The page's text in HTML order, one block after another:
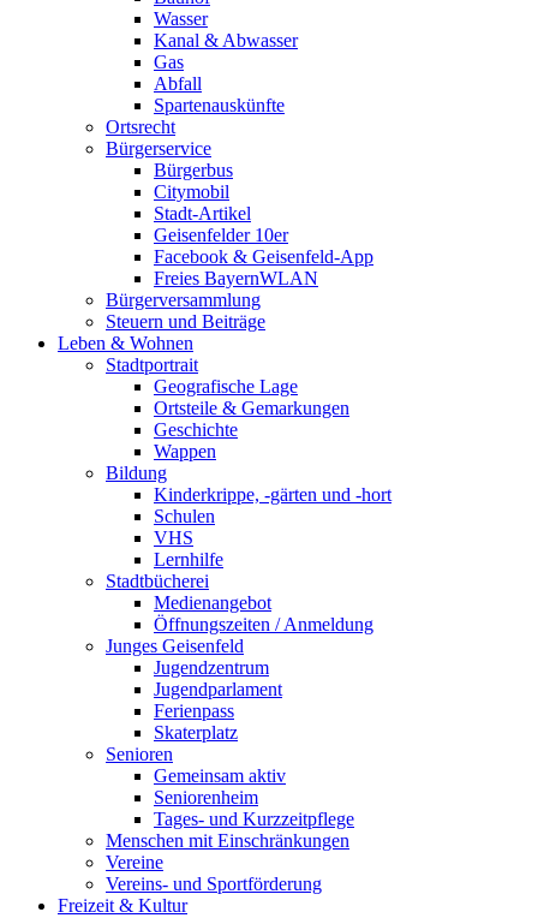
Wasser
Kanal & Abwasser
Gas
Abfall
Spartenauskünfte
Ortsrecht
Bürgerservice
Bürgerbus
Citymobil
Stadt-Artikel
Geisenfelder 10er
Facebook & Geisenfeld-App
Freies BayernWLAN
Bürgerversammlung
Steuern und Beiträge
Leben & Wohnen
Stadtportrait
Geografische Lage
Ortsteile & Gemarkungen
Geschichte
Wappen
Bildung
Kinderkrippe, -gärten und -hort
Schulen
VHS
Lernhilfe
Stadtbücherei
Medienangebot
Öffnungszeiten / Anmeldung
Junges Geisenfeld
Jugendzentrum
Jugendparlament
Ferienpass
Skaterplatz
Senioren
Gemeinsam aktiv
Seniorenheim
Tages- und Kurzzeitpflege
Menschen mit Einschränkungen
Vereine
Vereins- und Sportförderung
Freizeit & Kultur